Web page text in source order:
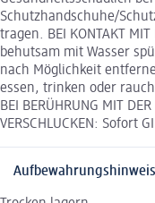
Schutzhandschuhe/
tragen. BEI KONTAKT
behutsam mit Wasser
nach Möglichkeit
essen, trinken oder
BEI BERÜHRUNG MIT
VERSCHLUCKEN: Sofort